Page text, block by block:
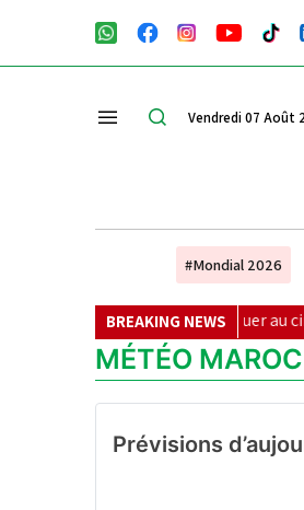
Vendredi 07 Août
#Mondial 2026
BREAKING NEWS
ne pas manquer au cinéma ce week-
MÉTÉO MAROC
Prévisions